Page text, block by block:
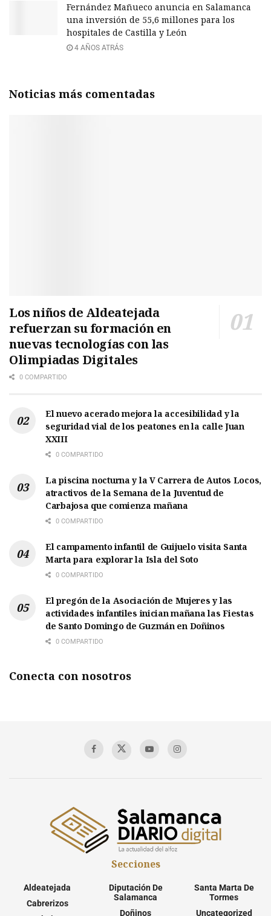
Fernández Mañueco anuncia en Salamanca
una inversión de 55,6 millones para los
hospitales de Castilla y León
4 AÑOS ATRÁS
Noticias más comentadas
Los niños de Aldeatejada
refuerzan su formación en
nuevas tecnologías con las
Olimpiadas Digitales
0 COMPARTIDO
El nuevo acerado mejora la accesibilidad y la
seguridad vial de los peatones en la calle Juan
XXIII
0 COMPARTIDO
La piscina nocturna y la V Carrera de Autos Locos,
atractivos de la Semana de la Juventud de
Carbajosa que comienza mañana
0 COMPARTIDO
El campamento infantil de Guijuelo visita Santa
Marta para explorar la Isla del Soto
0 COMPARTIDO
El pregón de la Asociación de Mujeres y las
actividades infantiles inician mañana las Fiestas
de Santo Domingo de Guzmán en Doñinos
0 COMPARTIDO
Conecta con nosotros
Secciones
Aldeatejada
Cabrerizos
Diputación De
Salamanca
Doñinos
Santa Marta De
Tormes
Uncategorized